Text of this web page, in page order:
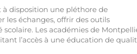
disposition une pléthore de
les échanges, offrir des outils
Les académies de
l’accès à une éducation de